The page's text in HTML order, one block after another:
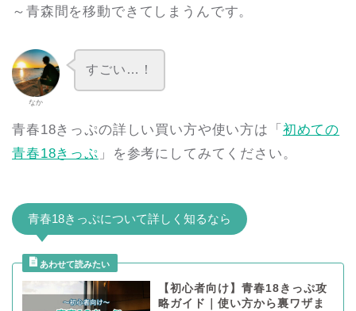
～青森間を移動できてしまうんです。
なか
すごい…！
青春18きっぷの詳しい買い方や使い方は「 初めての
青春18きっぷ 」を参考にしてみてください。
青春18きっぷについて詳しく知るなら
【初心者向け】青春18きっぷ攻
略ガイド｜使い方から裏ワザま